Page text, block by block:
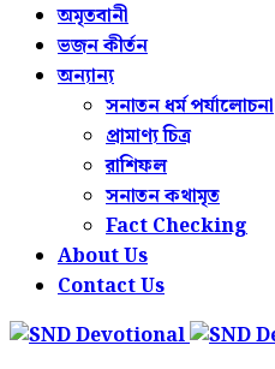
অমৃতবানী
ভজন কীর্তন
অন্যান্য
সনাতন ধর্ম পর্যালোচনা
প্রামাণ্য চিত্র
রাশিফল
সনাতন কথামৃত
Fact Checking
About Us
Contact Us